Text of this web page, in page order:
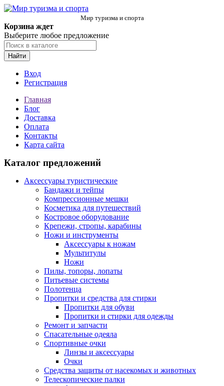
Мир туризма и спорта
Корзина ждет
Выберите любое предложение
Найти
Вход
Регистрация
Главная
Блог
Доставка
Оплата
Контакты
Карта сайта
Каталог предложений
Аксессуары туристические
Бандажи и тейпы
Компрессионные мешки
Косметика для путешествий
Костровое оборудование
Крепежи, стропы, карабины
Ножи и инструменты
Аксессуары к ножам
Мультитулы
Ножи
Пилы, топоры, лопаты
Питьевые системы
Полотенца
Пропитки и средства для стирки
Пропитки для обуви
Пропитки и стирки для одежды
Ремонт и запчасти
Спасательные одеяла
Спортивные очки
Линзы и аксессуары
Очки
Средства защиты от насекомых и животных
Телескопические палки